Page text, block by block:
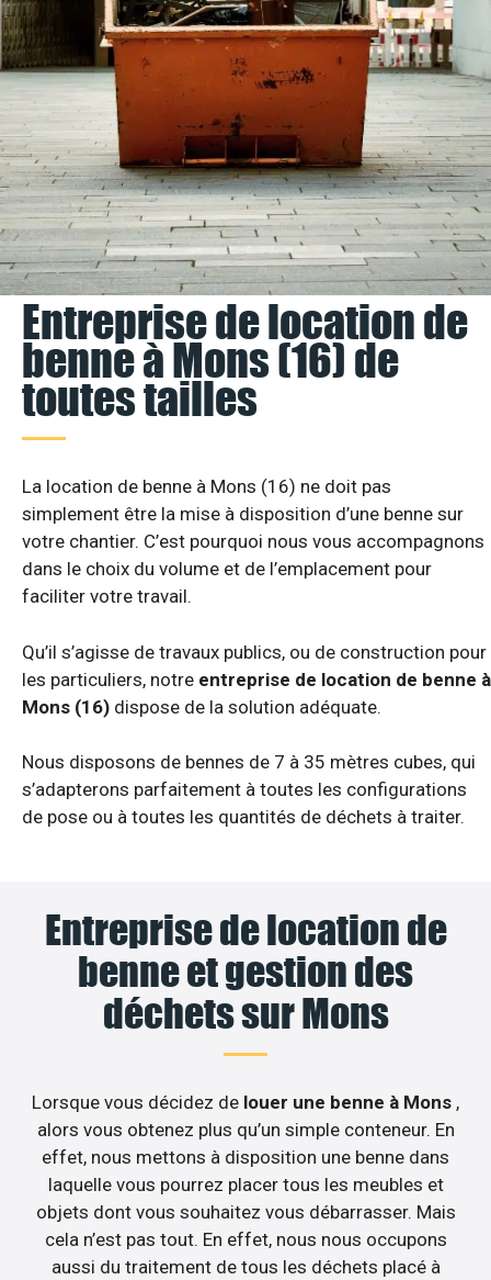
Entreprise de location de
benne à Mons (16) de
toutes tailles
La location de benne à Mons (16) ne doit pas
simplement être la mise à disposition d’une benne sur
votre chantier. C’est pourquoi nous vous accompagnons
dans le choix du volume et de l’emplacement pour
faciliter votre travail.
Qu’il s’agisse de travaux publics, ou de construction pour
les particuliers, notre entreprise de location de benne à
Mons (16) dispose de la solution adéquate.
Nous disposons de bennes de 7 à 35 mètres cubes, qui
s’adapterons parfaitement à toutes les configurations
de pose ou à toutes les quantités de déchets à traiter.
Entreprise de location de
benne et gestion des
déchets sur Mons
Lorsque vous décidez de louer une benne à Mons ,
alors vous obtenez plus qu’un simple conteneur. En
effet, nous mettons à disposition une benne dans
laquelle vous pourrez placer tous les meubles et
objets dont vous souhaitez vous débarrasser. Mais
cela n’est pas tout. En effet, nous nous occupons
aussi du traitement de tous les déchets placé à